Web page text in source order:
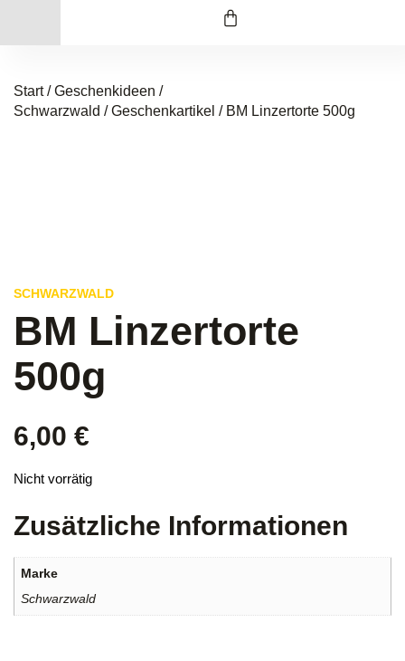
Start/Geschenkideen /
Schwarzwald /Geschenkartikel / BM Linzertorte 500g
SCHWARZWALD
BM Linzertorte
500g
6,00 €
Nicht vorrätig
Zusätzliche Informationen
Marke
Schwarzwald